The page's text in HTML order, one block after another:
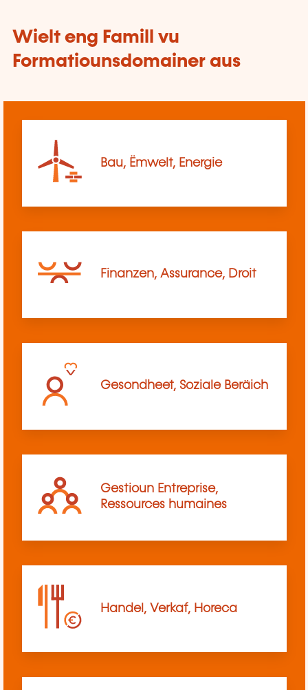
Wielt eng Famill vu
Formatiounsdomainer aus
Bau, Ëmwelt, Energie
Finanzen, Assurance, Droit
Gesondheet, Soziale Beräich
Gestioun Entreprise,
Ressources humaines
Handel, Verkaf, Horeca